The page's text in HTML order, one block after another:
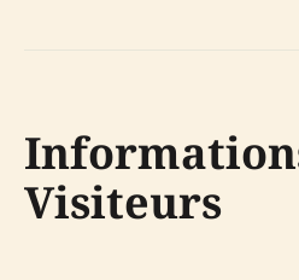
Visiteurs